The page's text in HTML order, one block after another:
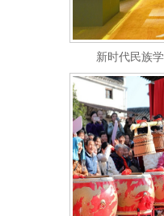
新时代民族